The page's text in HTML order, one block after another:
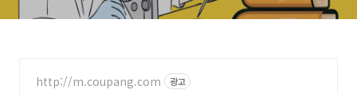
http://m.coupang.com 광고